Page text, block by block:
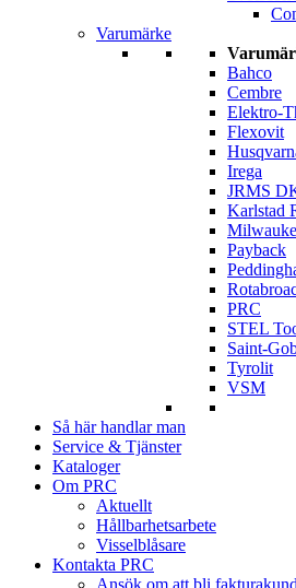
Varumärke
Bahco
Cembre
Elektro-
Flexovit
Irega
JRMS
Karlstad
Payback
PRC
STEL
Saint-
Tyrolit
VSM
Så här handlar man
Service & Tjänster
Kataloger
Om PRC
Aktuellt
Hållbarhetsarbete
Visselblåsare
Kontakta PRC
Ansök om att bli fakturakund